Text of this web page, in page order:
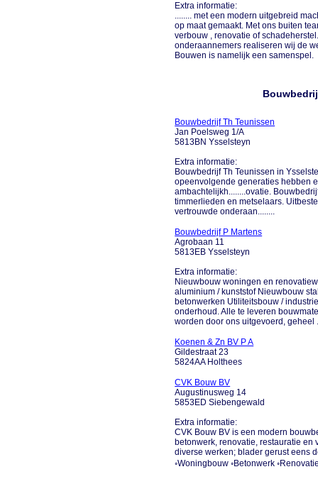
Extra informatie:
........ met een modern uitgebreid
op maat gemaakt. Met ons buiten
verbouw , renovatie of
onderaannemers realiseren wij de
Bouwen is namelijk een samenspel.
Bouwbedrijf Th Teunissen
Jan Poelsweg 1/A
5813BN Ysselsteyn
Extra informatie:
Bouwbedrijf Th Teunissen in
opeenvolgende generaties hebben
ambachtelijkh........ovatie.
timmerlieden en metselaars.
vertrouwde onderaan........
Bouwbedrijf P Martens
Agrobaan 11
5813EB Ysselsteyn
Extra informatie:
Nieuwbouw woningen en
aluminium / kunststof Nieuwbouw
betonwerken Utiliteitsbouw /
onderhoud. Alle te leveren
worden door ons uitgevoerd, geheel
Koenen & Zn BV P A
Gildestraat 23
5824AA Holthees
CVK Bouw BV
Augustinusweg 14
5853ED Siebengewald
Extra informatie:
CVK Bouw BV is een modern
betonwerk, renovatie, restauratie
diverse werken; blader gerust eens
◦Woningbouw ◦Betonwerk